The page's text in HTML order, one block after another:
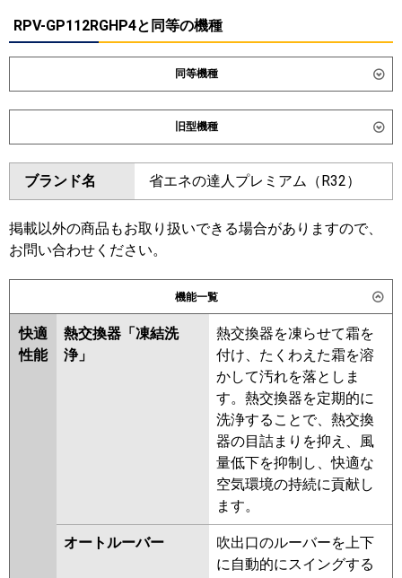
RPV-GP112RGHP4と同等の機種
同等機種
ダイキン SSRV112DD
東芝 GFXB11213BU
三菱電機 PSZX-DHRMP112K6 PSZX-
ZRMP112K6
日立 RPV-GP112RGHP6
三菱重工 FDFZ1126HP5SB
パナソニック PA-P112B7GDNC PA-P112B7GDC
旧型機種
ダイキン SSRV112CD SSRV112BYD
SSRV112BJD SSRV112BFD
SSRV112BCD
東芝 RFXB11233BU
三菱電機 PSZX-DHRMP112K5 PSZX-
ZRMP112K5
PSZX-DHRMP112K4
PSZX-ZRMP112K4
DHRMP112K3 PSZX-ZRMP112K3
PSZX-DHRMP112K2 PSZX-
ZRMP112K2 PSZX-ZRMP112KZ
PSZX-ZRMP112KY PSZX-
ZRMP112KV
PSZX-ZRMP112KR
RPV-GP112RGHP5 RPV-
GP112RGHP3 RPV-GP112RGHP2
RPV-AP112GHP6-kobe
AP112GHP6 RPV-GP112RGHP1
FDFZ1125HP5SB
ブランド名 省エネの達人プレミアム（R32）
掲載以外の商品もお取り扱いできる場合がありますので、
お問い合わせください。
機能一覧
快適
性能
熱交換器「凍結洗
浄」
熱交換器を凍らせて霜を
付け、たくわえた霜を溶
かして汚れを落としま
す。熱交換器を定期的に
洗浄することで、熱交換
器の目詰まりを抑え、風
量低下を抑制し、快適な
空気環境の持続に貢献し
ます。
オートルーバー
吹出口のルーバーを上下
に自動的にスイングする